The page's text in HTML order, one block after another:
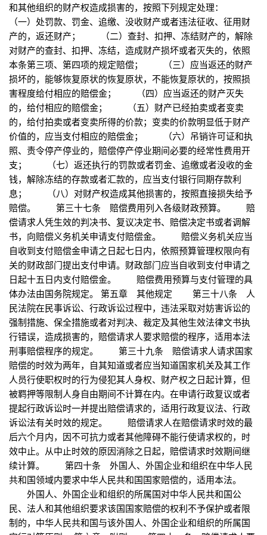
和其他组织的财产权造成损害的，按照下列规定处理：
（一）处罚款、罚金、追缴、没收财产或者违法征收、征用财
产的，返还财产； （二）查封、扣押、冻结财产的，解除
对财产的查封、扣押、冻结，造成财产损坏或者灭失的，依照
本条第三项、第四项的规定赔偿； （三）应当返还的财产
损坏的，能够恢复原状的恢复原状，不能恢复原状的，按照损
害程度给付相应的赔偿金； （四）应当返还的财产灭失
的，给付相应的赔偿金； （五）财产已经拍卖或者变卖
的，给付拍卖或者变卖所得的价款；变卖的价款明显低于财产
价值的，应当支付相应的赔偿金； （六）吊销许可证和执
照、责令停产停业的，赔偿停产停业期间必要的经常性费用开
支； （七）返还执行的罚款或者罚金、追缴或者没收的金
钱，解除冻结的存款或者汇款的，应当支付银行同期存款利
息； （八）对财产权造成其他损害的，按照直接损失给予
赔偿。 第三十七条 赔偿费用列入各级财政预算。 赔
偿请求人凭生效的判决书、复议决定书、赔偿决定书或者调解
书，向赔偿义务机关申请支付赔偿金。 赔偿义务机关应当
自收到支付赔偿金申请之日起七日内，依照预算管理权限向有
关的财政部门提出支付申请。财政部门应当自收到支付申请之
日起十五日内支付赔偿金。 赔偿费用预算与支付管理的具
体办法由国务院规定。 第五章 其他规定 第三十八条 人
民法院在民事诉讼、行政诉讼过程中，违法采取对妨害诉讼的
强制措施、保全措施或者对判决、裁定及其他生效法律文书执
行错误，造成损害的，赔偿请求人要求赔偿的程序，适用本法
刑事赔偿程序的规定。 第三十九条 赔偿请求人请求国家
赔偿的时效为两年，自其知道或者应当知道国家机关及其工作
人员行使职权时的行为侵犯其人身权、财产权之日起计算，但
被羁押等限制人身自由期间不计算在内。在申请行政复议或者
提起行政诉讼时一并提出赔偿请求的，适用行政复议法、行政
诉讼法有关时效的规定。 赔偿请求人在赔偿请求时效的最
后六个月内，因不可抗力或者其他障碍不能行使请求权的，时
效中止。从中止时效的原因消除之日起，赔偿请求时效期间继
续计算。 第四十条 外国人、外国企业和组织在中华人民
共和国领域内要求中华人民共和国国家赔偿的，适用本法。
外国人、外国企业和组织的所属国对中华人民共和国公
民、法人和其他组织要求该国国家赔偿的权利不予保护或者限
制的，中华人民共和国与该外国人、外国企业和组织的所属国